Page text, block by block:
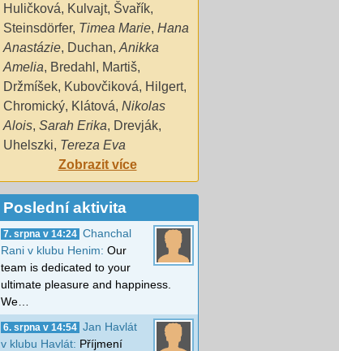
Huličková, Kulvajt, Švařík,
Steinsdörfer, Timea Marie, Hana
Anastázie, Duchan, Anikka
Amelia, Bredahl , Martiš,
Držmíšek, Kubovčiková, Hilgert,
Chromický, Klátová, Nikolas
Alois, Sarah Erika, Drevják,
Uhelszki, Tereza Eva
Zobrazit více
Poslední aktivita
7. srpna v 14:24 Chanchal
Rani v klubu Henim: Our
team is dedicated to your
ultimate pleasure and happiness.
We…
6. srpna v 14:54 Jan Havlát
v klubu Havlát: Příjmení